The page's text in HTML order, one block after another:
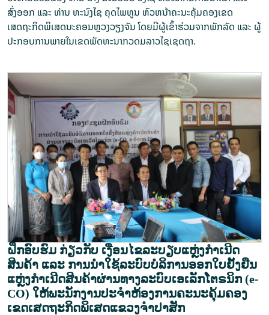
ສົ່ງອອກ ແລະ ທ່ານ ທະນົງໄຊ ຄຸດໄພທູນ ຫົວຫນ້າຄະນະຄຸ້ມຄອງເຂດ
ເສດຖະກິດພິເສດນະຄອນຫຼວງວຽງຈັນ ໂດຍມີຜູ້ເຂົ້າຮ່ວມຈາກພັກລັດ ແລະ ຜູ້
ປະກອບການພາຍໃນເຂດພັດທະນາກວດມລາວໄຊເຊດຖາ.
ຝຶກອົບຮົມ ກ່ຽວກັບ ເງື່ອນໄຂລະບຽບແຫຼ່ງກໍາເນີດ
ສິນຄ້າ ແລະ ການນຳໃຊ້ລະບົບບໍລິການອອກໃບຢັ້ງຢືນ
ແຫຼ່ງກໍາເນີດສິນຄ້າຜ່ານທາງລະບົບເອເລັກໂຕຣນິກ (e-
CO) ໃຫ້​​ພະນັກງານປະຈໍາຫ້ອງການຄະ​ນະຄຸ້ມຄອງ
ເຂດເສດຖະກິດພິເສດແຂວງຈໍາປາສັກ